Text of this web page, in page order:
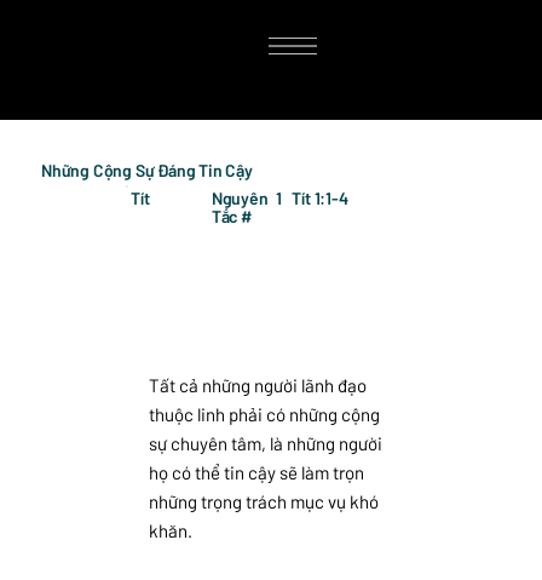
Những Cộng Sự Đáng Tin Cậy
Tít
Nguyên
Tắc #
1 Tít 1:1-4
Tất cả những người lãnh đạo
thuộc linh phải có những cộng
sự chuyên tâm, là những người
họ có thể tin cậy sẽ làm trọn
những trọng trách mục vụ khó
khăn.